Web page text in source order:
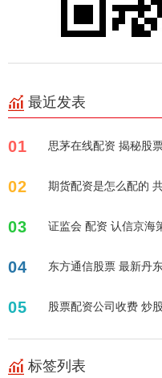
最近发表
01 思茅在线配资 揭秘股
02 期货配资是怎么配的
03 证监会 配资 认信京海
04 东方通信股票 最新丹
05 股票配资公司收费 炒
标签列表